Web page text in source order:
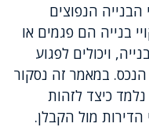
הבנייה הנפוצים
בנייה הם פגמים או
ויכולים לפגוע
הנכס. במאמר זה נסקור
נלמד כיצד לזהות
הדירות מול הקבלן.